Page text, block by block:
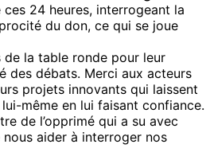
24 heures, interrogeant la
du don, ce qui se joue
de la table ronde pour leur
des débats. Merci aux acteurs
projets innovants qui laissent
lui-même en lui faisant confiance.
de l’opprimé qui a su avec
aider à interroger nos